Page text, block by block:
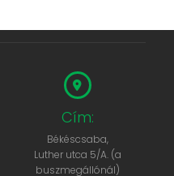
Cím:
Békéscsaba,
Luther utca 5/A. (a
buszmegállónál)